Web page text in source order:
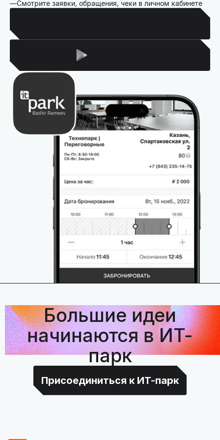
Смотрите заявки, обращения, чеки в личном кабинете
Большие идеи
начинаются в ИТ-
парк
Присоединиться к ИТ-парк